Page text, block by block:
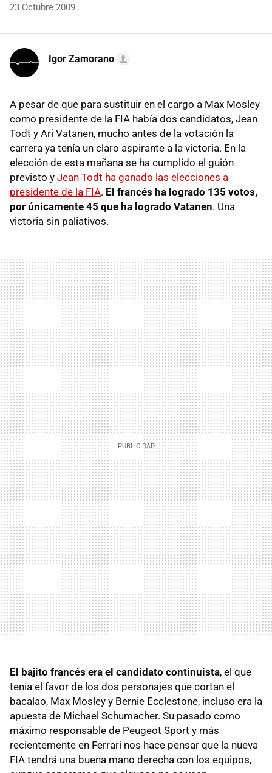
23 Octubre 2009
Igor Zamorano
A pesar de que para sustituir en el cargo a Max Mosley
como presidente de la FIA había dos candidatos, Jean
Todt y Ari Vatanen, mucho antes de la votación la
carrera ya tenía un claro aspirante a la victoria. En la
elección de esta mañana se ha cumplido el guión
previsto y Jean Todt ha ganado las elecciones a
presidente de la FIA. El francés ha logrado 135 votos,
por únicamente 45 que ha logrado Vatanen. Una
victoria sin paliativos.
El bajito francés era el candidato continuista, el que
tenía el favor de los dos personajes que cortan el
bacalao, Max Mosley y Bernie Ecclestone, incluso era la
apuesta de Michael Schumacher. Su pasado como
máximo responsable de Peugeot Sport y más
recientemente en Ferrari nos hace pensar que la nueva
FIA tendrá una buena mano derecha con los equipos,